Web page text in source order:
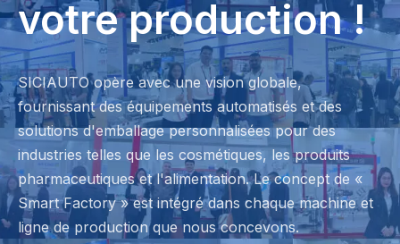
votre production !
SICIAUTO opère avec une vision globale,
fournissant des équipements automatisés et des
solutions d'emballage personnalisées pour des
industries telles que les cosmétiques, les produits
pharmaceutiques et l'alimentation. Le concept de «
Smart Factory » est intégré dans chaque machine et
ligne de production que nous concevons.